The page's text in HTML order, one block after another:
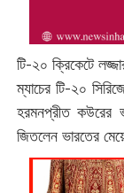
টি-২০ ক্রিকেটে
ম্যাচের টি-২০
হরমনপ্রীত কউরের
জিতলেন ভারতের